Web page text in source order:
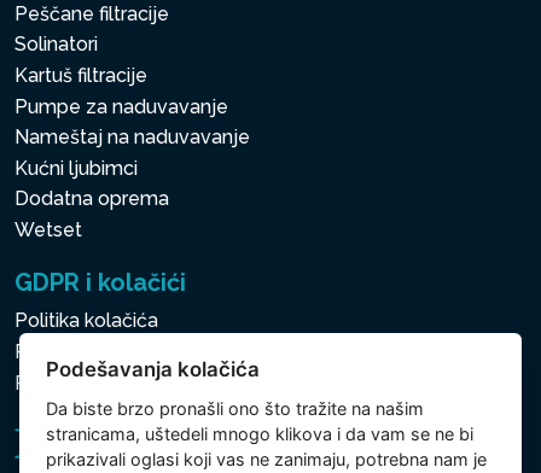
Peščane filtracije
Solinatori
Kartuš filtracije
Pumpe za naduvavanje
Nameštaj na naduvavanje
Kućni ljubimci
Dodatna oprema
Wetset
GDPR i kolačići
Politika kolačića
Politika zaštite ličnih i drugih obrađivanih podataka
Podešavanja kolačića
Podešavanja kolačića
Da biste brzo pronašli ono što tražite na našim
stranicama, uštedeli mnogo klikova i da vam se ne bi
prikazivali oglasi koji vas ne zanimaju, potrebna nam je